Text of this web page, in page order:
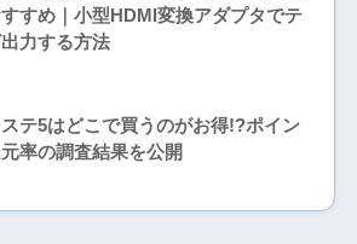
すめ｜小型HDMI変換アダプタでテ
力する方法
テ5はどこで買うのがお得!?ポイン
元率の調査結果を公開